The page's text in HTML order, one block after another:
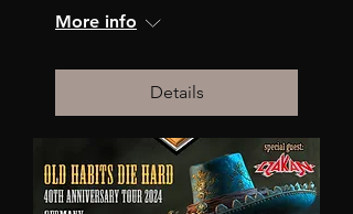
More info
Details